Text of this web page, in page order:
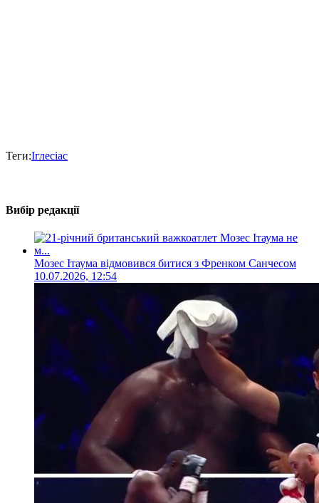
Теги:Іглесіас
Вибір редакції
Мозес Ітаума відмовився битися з Френком Санчесом
10.07.2026, 12:54